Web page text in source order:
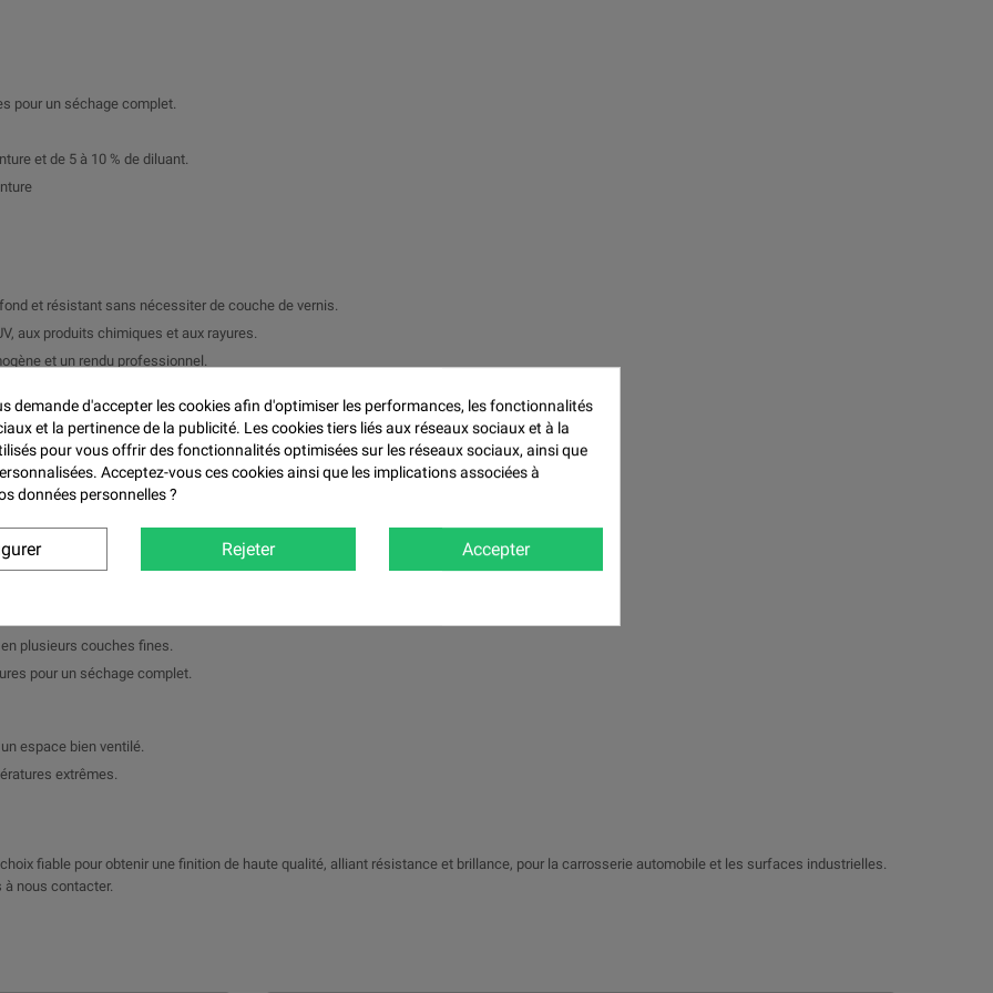
pour un séchage complet.
et de 5 à 10 % de diluant.
et résistant sans nécessiter de couche de vernis.
aux produits chimiques et aux rayures.
et un rendu professionnel.
les travaux nécessitant un séchage rapide.
offrant une finition esthétique et résistante.
une protection durable et une finition soignée.
de pièces métalliques.
adhérence optimale.
le diluant et le durcisseur.
plusieurs couches fines.
pour un séchage complet.
espace bien ventilé.
extrêmes.
fiable pour obtenir une finition de haute qualité, alliant résistance et brillance, pour la carrosserie automobile et les surfaces industrielles.
nous contacter.
demande d'accepter les cookies afin d'optimiser les performances, les fonctionnalités
et la pertinence de la publicité. Les cookies tiers liés aux réseaux sociaux et à la
pour vous offrir des fonctionnalités optimisées sur les réseaux sociaux, ainsi que
Acceptez-vous ces cookies ainsi que les implications associées à
données personnelles ?
Rejeter Accepter